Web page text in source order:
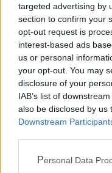
targeted advertising by
section to confirm your
opt-out request is
interest-based ads
us or personal
your opt-out. You may
disclosure of your
IAB’s list of
also be disclosed by us
Downstream
Personal Data
aperta al dialogo e
Il significato si amplia
benedizione impartita
Francesco ha segnato
speranza e costruttori
Rocco un’occasione
universale.
dedicati al patrono,